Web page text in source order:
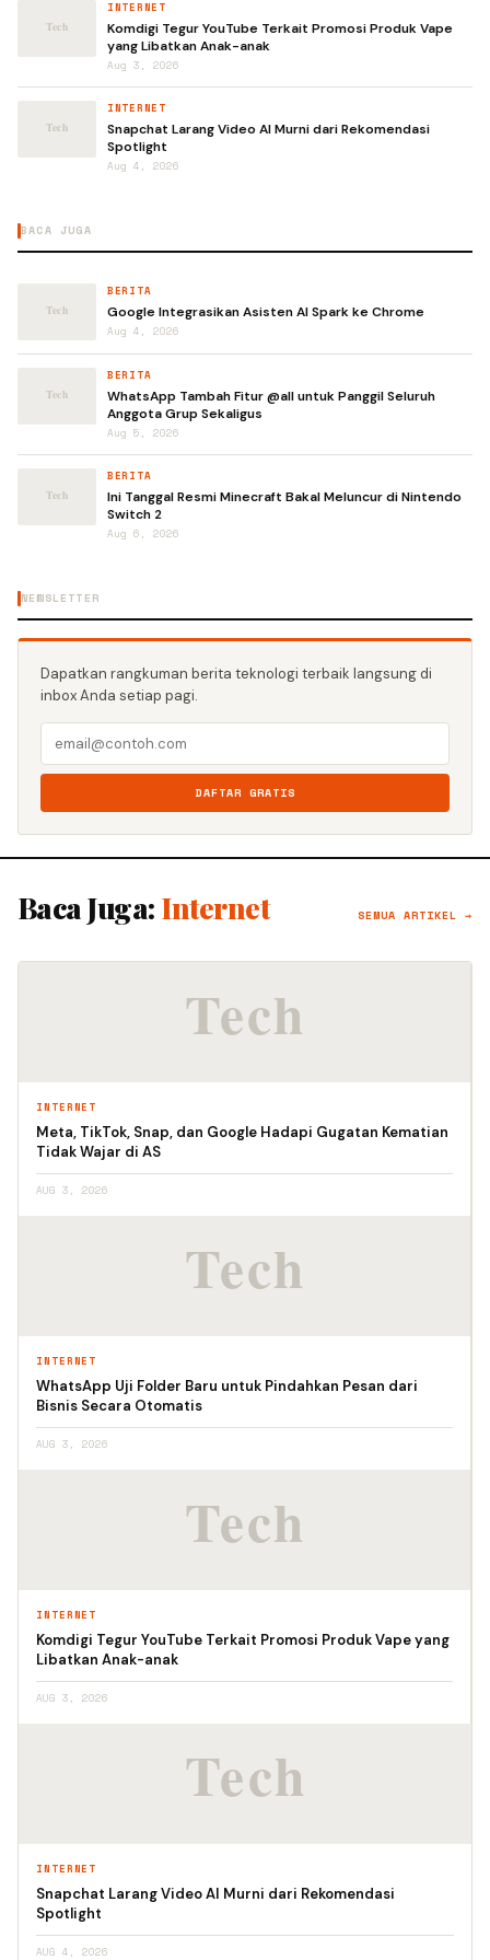
INTERNET
Komdigi Tegur YouTube Terkait Promosi Produk Vape
yang Libatkan Anak-anak
Aug 3, 2026
INTERNET
Snapchat Larang Video AI Murni dari Rekomendasi
Spotlight
Aug 4, 2026
BACA JUGA
BERITA
Google Integrasikan Asisten AI Spark ke Chrome
Aug 4, 2026
BERITA
WhatsApp Tambah Fitur @all untuk Panggil Seluruh
Anggota Grup Sekaligus
Aug 5, 2026
BERITA
Ini Tanggal Resmi Minecraft Bakal Meluncur di Nintendo
Switch 2
Aug 6, 2026
NEWSLETTER
Dapatkan rangkuman berita teknologi terbaik langsung di
inbox Anda setiap pagi.
DAFTAR GRATIS
Baca Juga: Internet SEMUA ARTIKEL →
INTERNET
Meta, TikTok, Snap, dan Google Hadapi Gugatan Kematian
Tidak Wajar di AS
AUG 3, 2026
INTERNET
WhatsApp Uji Folder Baru untuk Pindahkan Pesan dari
Bisnis Secara Otomatis
AUG 3, 2026
INTERNET
Komdigi Tegur YouTube Terkait Promosi Produk Vape yang
Libatkan Anak-anak
AUG 3, 2026
INTERNET
Snapchat Larang Video AI Murni dari Rekomendasi
Spotlight
AUG 4, 2026